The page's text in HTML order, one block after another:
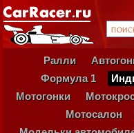
Ралли
Формула 1
Мотогонки
Мотосалон